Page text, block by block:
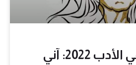
جائزة نوبل في الأدب 2022: آني